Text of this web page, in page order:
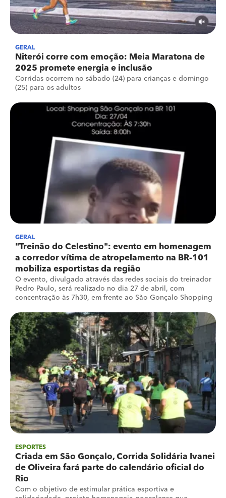
GERAL
Niterói corre com emoção: Meia Maratona de
2025 promete energia e inclusão
Corridas ocorrem no sábado (24) para crianças e domingo
(25) para os adultos
GERAL
"Treinão do Celestino": evento em homenagem
a corredor vítima de atropelamento na BR-101
mobiliza esportistas da região
O evento, divulgado através das redes sociais do treinador
Pedro Paulo, será realizado no dia 27 de abril, com
concentração às 7h30, em frente ao São Gonçalo Shopping
ESPORTES
Criada em São Gonçalo, Corrida Solidária Ivanei
de Oliveira fará parte do calendário oficial do
Rio
Com o objetivo de estimular prática esportiva e